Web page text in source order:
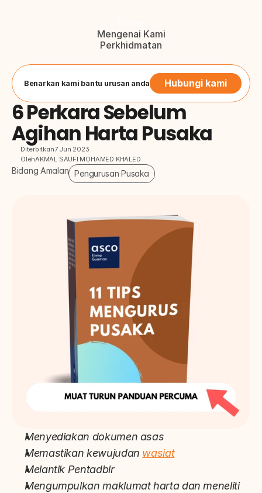
Mengenai Kami
Perkhidmatan
Hubungi Kami
Button
Benarkan kami bantu urusan anda Hubungi kami
6 Perkara Sebelum
Agihan Harta Pusaka
Diterbitkan7 Jun 2023
OlehAKMAL SAUFI MOHAMED KHALED
Bidang Amalan Pengurusan Pusaka
Menyediakan dokumen asas
Memastikan kewujudan wasiat
Melantik Pentadbir
Mengumpulkan maklumat harta dan meneliti